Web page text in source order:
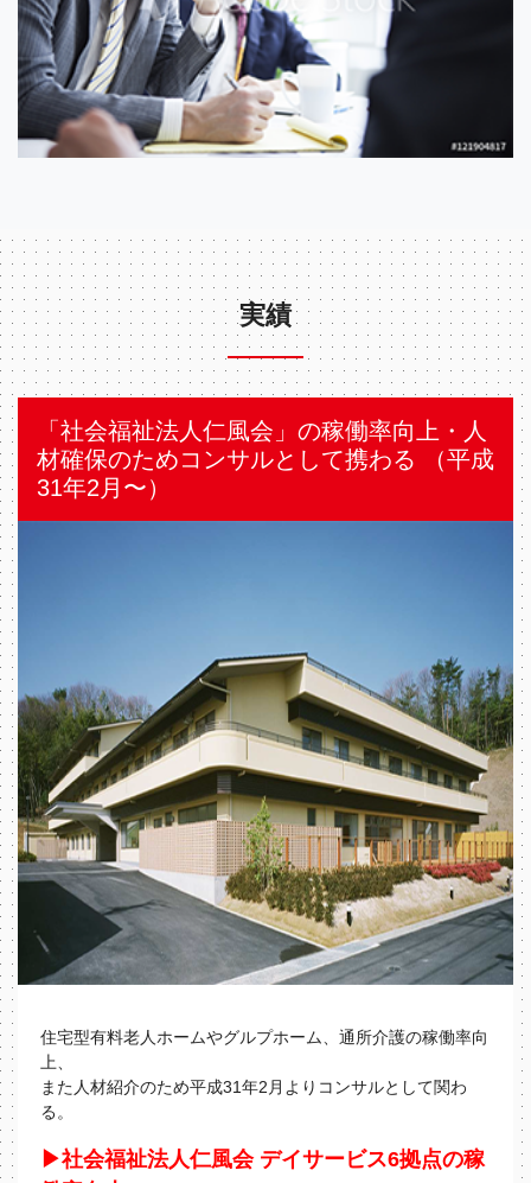
実績
「社会福祉法人仁風会」の稼働率向上・人
材確保のためコンサルとして携わる （平成
31年2⽉〜）
住宅型有料老人ホームやグルプホーム、通所介護の稼働率向
上、
また人材紹介のため平成31年2⽉よりコンサルとして関わ
る。
▶社会福祉法人仁風会 デイサービス6拠点の稼